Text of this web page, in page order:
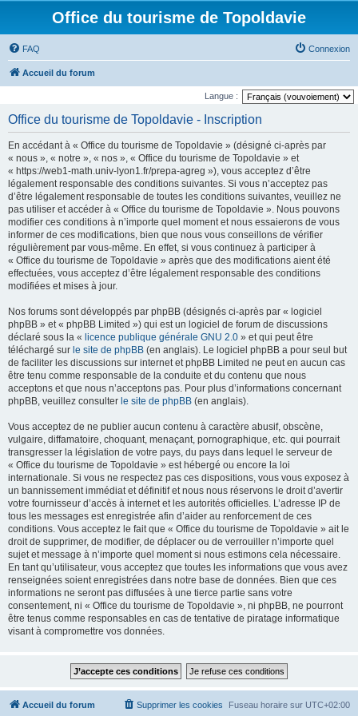
Office du tourisme de Topoldavie
FAQ Connexion
Accueil du forum
Langue :
Office du tourisme de Topoldavie - Inscription
En accédant à « Office du tourisme de Topoldavie » (désigné ci-après par
« nous », « notre », « nos », « Office du tourisme de Topoldavie » et
« https://web1-math.univ-lyon1.fr/prepa-agreg »), vous acceptez d’être
légalement responsable des conditions suivantes. Si vous n’acceptez pas
d’être légalement responsable de toutes les conditions suivantes, veuillez ne
pas utiliser et accéder à « Office du tourisme de Topoldavie ». Nous pouvons
modifier ces conditions à n’importe quel moment et nous essaierons de vous
informer de ces modifications, bien que nous vous conseillons de vérifier
régulièrement par vous-même. En effet, si vous continuez à participer à
« Office du tourisme de Topoldavie » après que des modifications aient été
effectuées, vous acceptez d’être légalement responsable des conditions
modifiées et mises à jour.
Nos forums sont développés par phpBB (désignés ci-après par « logiciel
phpBB » et « phpBB Limited ») qui est un logiciel de forum de discussions
déclaré sous la « licence publique générale GNU 2.0 » et qui peut être
téléchargé sur le site de phpBB (en anglais). Le logiciel phpBB a pour seul but
de faciliter les discussions sur internet et phpBB Limited ne peut en aucun cas
être tenu comme responsable de la conduite et du contenu que nous
acceptons et que nous n’acceptons pas. Pour plus d’informations concernant
phpBB, veuillez consulter le site de phpBB (en anglais).
Vous acceptez de ne publier aucun contenu à caractère abusif, obscène,
vulgaire, diffamatoire, choquant, menaçant, pornographique, etc. qui pourrait
transgresser la législation de votre pays, du pays dans lequel le serveur de
« Office du tourisme de Topoldavie » est hébergé ou encore la loi
internationale. Si vous ne respectez pas ces dispositions, vous vous exposez à
un bannissement immédiat et définitif et nous nous réservons le droit d’avertir
votre fournisseur d’accès à internet et les autorités officielles. L’adresse IP de
tous les messages est enregistrée afin d’aider au renforcement de ces
conditions. Vous acceptez le fait que « Office du tourisme de Topoldavie » ait le
droit de supprimer, de modifier, de déplacer ou de verrouiller n’importe quel
sujet et message à n’importe quel moment si nous estimons cela nécessaire.
En tant qu’utilisateur, vous acceptez que toutes les informations que vous avez
renseignées soient enregistrées dans notre base de données. Bien que ces
informations ne seront pas diffusées à une tierce partie sans votre
consentement, ni « Office du tourisme de Topoldavie », ni phpBB, ne pourront
être tenus comme responsables en cas de tentative de piratage informatique
visant à compromettre vos données.
Accueil du forum Fuseau horaire sur UTC+02:00
Supprimer les cookies